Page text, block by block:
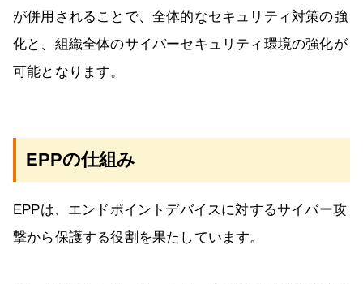
が併用されることで、全体的なセキュリティ対策の強
化と、組織全体のサイバーセキュリティ環境の強化が
可能となります。
EPPの仕組み
EPPは、エンドポイントデバイスに対するサイバー攻
撃から保護する役割を果たしています。